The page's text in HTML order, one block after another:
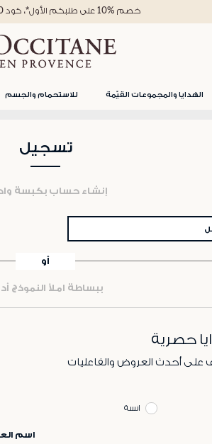
الهدايا والمجموعات القيّمة للاستحمام والجسم
خصم %10 على طلبكم الأول*، كود WELCOME10
تسجيل
إنشاء حساب بكبسة
أو
ببساطة املأ النموذج
حصرية
على أحدث العروض والفاعليات
انسة
اسم